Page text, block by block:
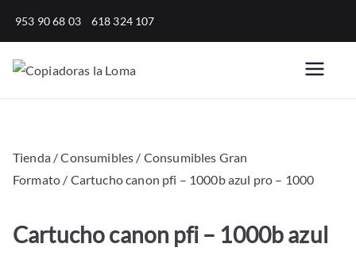
953 90 68 03 618 324 107
Copiadoras
Venta, alquiler y reparación
de fotocopiadoras y equipos
Tienda/Consumibles / Consumibles Gran
Formato / Cartucho canon pfi – 1000b azul pro – 1000
Cartucho canon pfi – 1000b azul